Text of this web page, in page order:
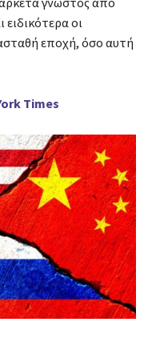
οι
εποχή, όσο αυτή
Times